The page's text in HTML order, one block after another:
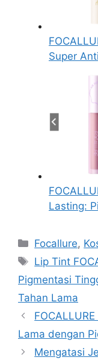
Super
Lasting:
Kategori
Focallure,
Tag
Lip Tint
Pigmentasi
Tahan Lama
Lama dengan
Mengatasi